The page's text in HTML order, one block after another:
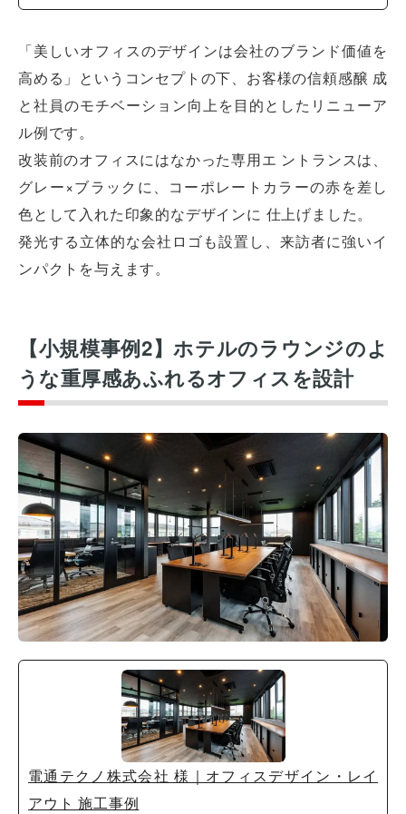
「美しいオフィスのデザインは会社のブランド価値を
高める」というコンセプトの下、お客様の信頼感醸 成
と社員のモチベーション向上を目的としたリニューア
ル例です。
改装前のオフィスにはなかった専用エ ントランスは、
グレー×ブラックに、コーポレートカラーの赤を差し
色として入れた印象的なデザインに 仕上げました。
発光する立体的な会社ロゴも設置し、来訪者に強いイ
ンパクトを与えます。
【小規模事例2】ホテルのラウンジのよ
うな重厚感あふれるオフィスを設計
電通テクノ株式会社 様｜オフィスデザイン・レイ
アウト 施工事例